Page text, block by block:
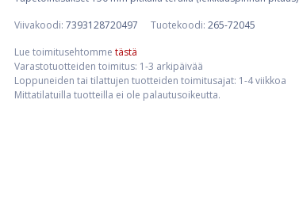
Viivakoodi: 7393128720497 Tuotekoodi: 265-72045
Lue toimitusehtomme tästä
Varastotuotteiden toimitus: 1-3 arkipäivää
Loppuneiden tai tilattujen tuotteiden toimitusajat: 1-4 viikkoa
Mittatilatuilla tuotteilla ei ole palautusoikeutta.